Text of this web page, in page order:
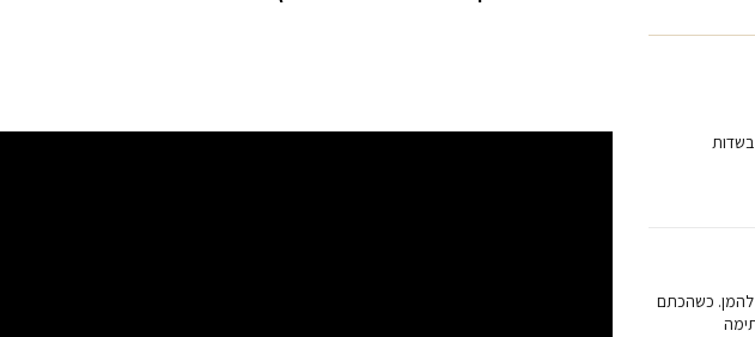
כשהכתם